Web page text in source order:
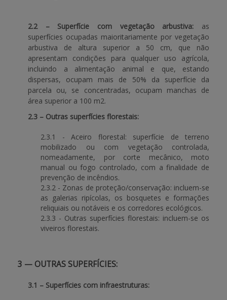
2.2 – Superfície com vegetação arbustiva: as
superfícies ocupadas maioritariamente por vegetação
arbustiva de altura superior a 50 cm, que não
apresentam condições para qualquer uso agrícola,
incluindo a alimentação animal e que, estando
dispersas, ocupam mais de 50% da superfície da
parcela ou, se concentradas, ocupam manchas de
área superior a 100 m2.
2.3 – Outras superfícies florestais:
2.3.1 - Aceiro florestal: superfície de terreno
mobilizado ou com vegetação controlada,
nomeadamente, por corte mecânico, moto
manual ou fogo controlado, com a finalidade de
prevenção de incêndios.
2.3.2 - Zonas de proteção/conservação: incluem-se
as galerias ripícolas, os bosquetes e formações
reliquiais ou notáveis e os corredores ecológicos.
2.3.3 - Outras superfícies florestais: incluem-se os
viveiros florestais.
3 — OUTRAS SUPERFÍCIES:
3.1 – Superfícies com infraestruturas: